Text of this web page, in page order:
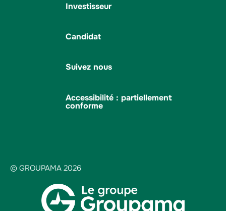
Investisseur
Candidat
Suivez nous
Accessibilité : partiellement
conforme
© GROUPAMA 2026